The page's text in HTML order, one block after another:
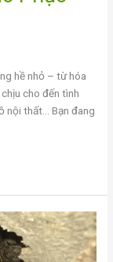
hề nhỏ – từ hóa
cho đến tình
nội thất… Bạn đang